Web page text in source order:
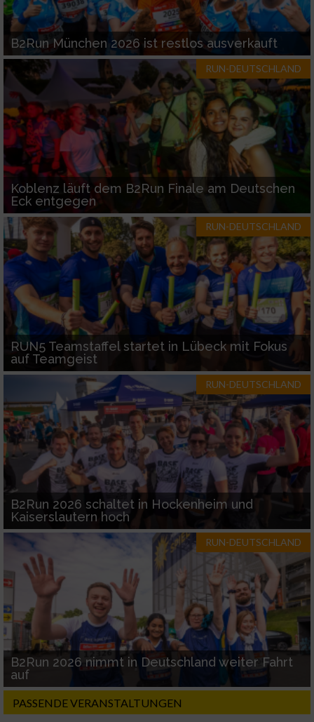
B2Run München 2026 ist restlos ausverkauft
RUN-DEUTSCHLAND
Koblenz läuft dem B2Run Finale am Deutschen
Eck entgegen
RUN-DEUTSCHLAND
RUN5 Teamstaffel startet in Lübeck mit Fokus
auf Teamgeist
RUN-DEUTSCHLAND
B2Run 2026 schaltet in Hockenheim und
Kaiserslautern hoch
RUN-DEUTSCHLAND
B2Run 2026 nimmt in Deutschland weiter Fahrt
auf
PASSENDE VERANSTALTUNGEN